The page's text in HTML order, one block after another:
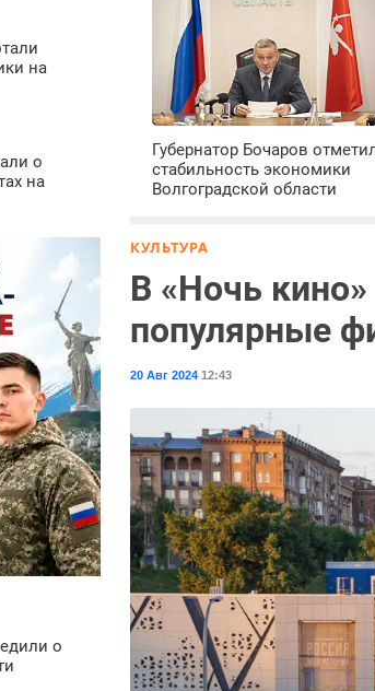
Губернатор Бочаров
стабильность экономики
Волгоградской области
КУЛЬТУРА
В «Ночь
популярные
20 Авг 2024 12:43
на
о
на
о